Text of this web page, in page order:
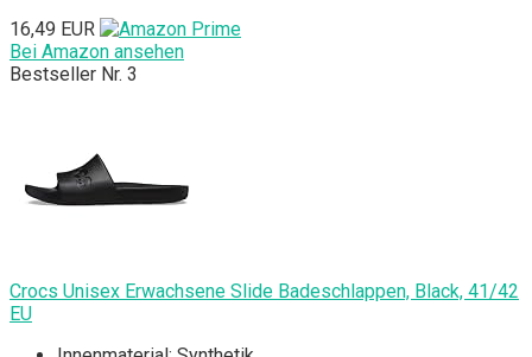
16,49 EUR
Bei Amazon ansehen
Bestseller Nr. 3
Crocs Unisex Erwachsene Slide Badeschlappen, Black, 41/42
EU